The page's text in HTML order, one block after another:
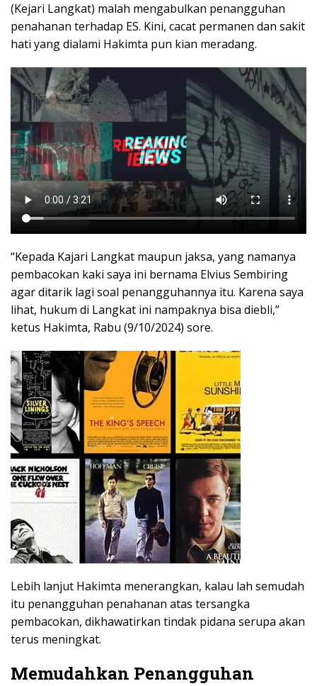
(Kejari Langkat) malah mengabulkan penangguhan
penahanan terhadap ES. Kini, cacat permanen dan sakit
hati yang dialami Hakimta pun kian meradang.
“Kepada Kajari Langkat maupun jaksa, yang namanya
pembacokan kaki saya ini bernama Elvius Sembiring
agar ditarik lagi soal penangguhannya itu. Karena saya
lihat, hukum di Langkat ini nampaknya bisa diebli,”
ketus Hakimta, Rabu (9/10/2024) sore.
Lebih lanjut Hakimta menerangkan, kalau lah semudah
itu penangguhan penahanan atas tersangka
pembacokan, dikhawatirkan tindak pidana serupa akan
terus meningkat.
Memudahkan Penangguhan